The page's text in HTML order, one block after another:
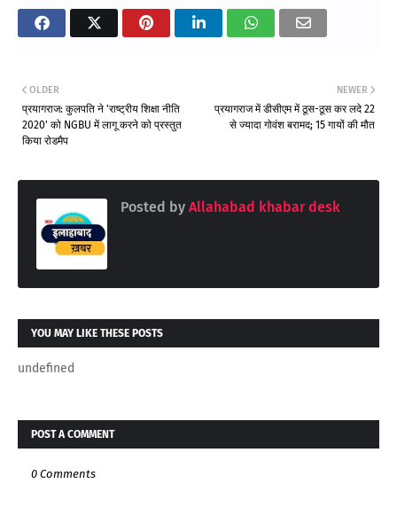
NEWER
प्रयागराज में डीसीएम में ठूस-ठूस कर लदे 22
से ज्यादा गोवंश बरामद; 15 गायों की मौत
OLDER
प्रयागराज: कुलपति ने 'राष्ट्रीय शिक्षा नीति
2020' काे NGBU में लागू करने काे प्रस्तुत
किया राेडमैप
Posted by Allahabad khabar desk
YOU MAY LIKE THESE POSTS
undefined
POST A COMMENT
0 Comments